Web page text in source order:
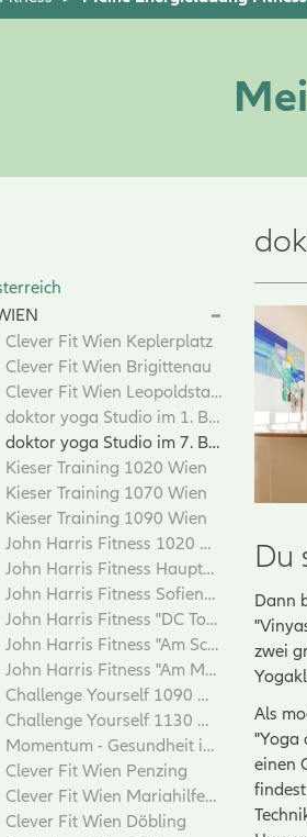
Clever Fit Wien Keplerplatz
Clever Fit Wien Brigittenau
Clever Fit Wien Leopoldstadt
doktor yoga Studio im 1. Bezirk
doktor yoga Studio im 7. Bezirk
Kieser Training 1020 Wien
Kieser Training 1070 Wien
Kieser Training 1090 Wien
John Harris Fitness 1020 Wien
John Harris Fitness Hauptbahnhof
John Harris Fitness Sofiensäle
John Harris Fitness "DC Tower"
John Harris Fitness "Am Schillerplatz"
John Harris Fitness "Am Margaretenplatz"
Challenge Yourself 1090 Wien
Challenge Yourself 1130 Wien
Momentum - Gesundheit in Bewegung
Clever Fit Wien Penzing
Clever Fit Wien Mariahilferstrasse
Clever Fit Wien Döbling
Du
Dann
zwei
Als
"Yoga
einen